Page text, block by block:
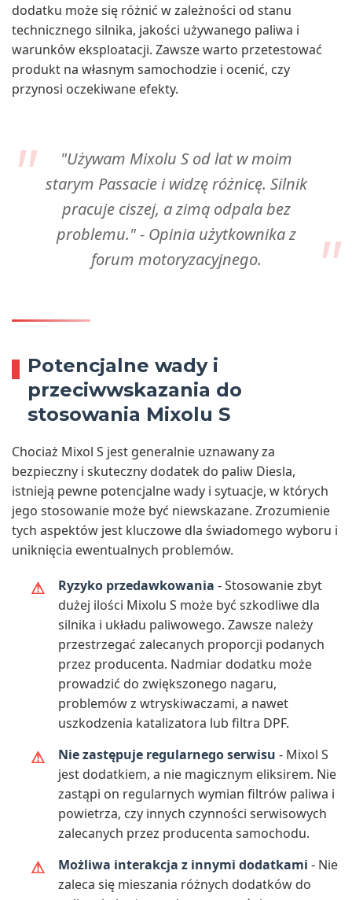
dodatku może się różnić w zależności od stanu
technicznego silnika, jakości używanego paliwa i
warunków eksploatacji. Zawsze warto przetestować
produkt na własnym samochodzie i ocenić, czy
przynosi oczekiwane efekty.
"Używam Mixolu S od lat w moim
starym Passacie i widzę różnicę. Silnik
pracuje ciszej, a zimą odpala bez
problemu." - Opinia użytkownika z
forum motoryzacyjnego.
Potencjalne wady i
przeciwwskazania do
stosowania Mixolu S
Chociaż Mixol S jest generalnie uznawany za
bezpieczny i skuteczny dodatek do paliw Diesla,
istnieją pewne potencjalne wady i sytuacje, w których
jego stosowanie może być niewskazane. Zrozumienie
tych aspektów jest kluczowe dla świadomego wyboru i
uniknięcia ewentualnych problemów.
Ryzyko przedawkowania - Stosowanie zbyt
dużej ilości Mixolu S może być szkodliwe dla
silnika i układu paliwowego. Zawsze należy
przestrzegać zalecanych proporcji podanych
przez producenta. Nadmiar dodatku może
prowadzić do zwiększonego nagaru,
problemów z wtryskiwaczami, a nawet
uszkodzenia katalizatora lub filtra DPF.
Nie zastępuje regularnego serwisu - Mixol S
jest dodatkiem, a nie magicznym eliksirem. Nie
zastąpi on regularnych wymian filtrów paliwa i
powietrza, czy innych czynności serwisowych
zalecanych przez producenta samochodu.
Możliwa interakcja z innymi dodatkami - Nie
zaleca się mieszania różnych dodatków do